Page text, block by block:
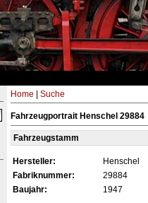
Home Suche
Fahrzeugportrait Henschel 29884
Fahrzeugstamm
Hersteller: Henschel
Fabriknummer:
29884
Baujahr:
1947